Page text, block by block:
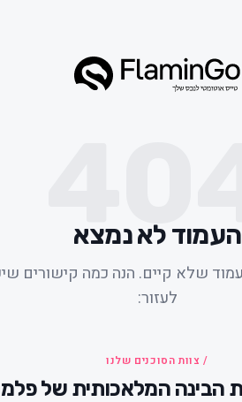
העמוד לא נמצא
שלא קיים. הנה כמה קישורים
לעזור:
/ צוות הסוכנים שלנו
הבינה המלאכותית של